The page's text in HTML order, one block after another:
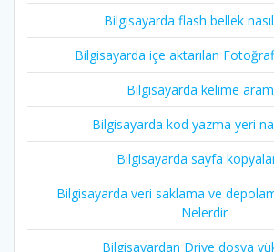
Bilgisayarda flash bellek nasıl
Bilgisayarda içe aktarılan
Bilgisayarda kelime
Bilgisayarda kod yazma yeri
Bilgisayarda sayfa
Bilgisayarda veri saklama ve
Nelerdir
Bilgisayardan Drive dosya